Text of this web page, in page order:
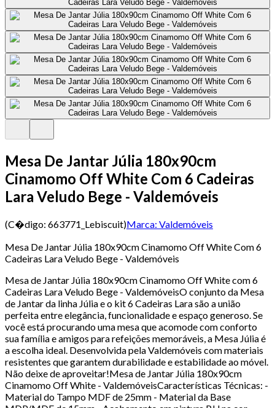
Mesa De Jantar Júlia 180x90cm
Cinamomo Off White Com 6 Cadeiras
Lara Veludo Bege - Valdemóveis
(C�digo: 663771_Lebiscuit)Marca: Valdemóveis
Mesa De Jantar Júlia 180x90cm Cinamomo Off White Com 6
Cadeiras Lara Veludo Bege - Valdemóveis
Mesa de Jantar Júlia 180x90cm Cinamomo Off White com 6
Cadeiras Lara Veludo Bege - ValdemóveisO conjunto da Mesa
de Jantar da linha Júlia e o kit 6 Cadeiras Lara são a união
perfeita entre elegância, funcionalidade e espaço generoso. Se
você está procurando uma mesa que acomode com conforto
sua família e amigos para refeições memoráveis, a Mesa Júlia é
a escolha ideal. Desenvolvida pela Valdemóveis com materiais
resistentes que garantem durabilidade e estabilidade ao móvel.
Não deixe de aproveitar!Mesa de Jantar Júlia 180x90cm
Cinamomo Off White - ValdemóveisCaracterísticas Técnicas: -
Material do Tampo MDF de 25mm - Material da Base